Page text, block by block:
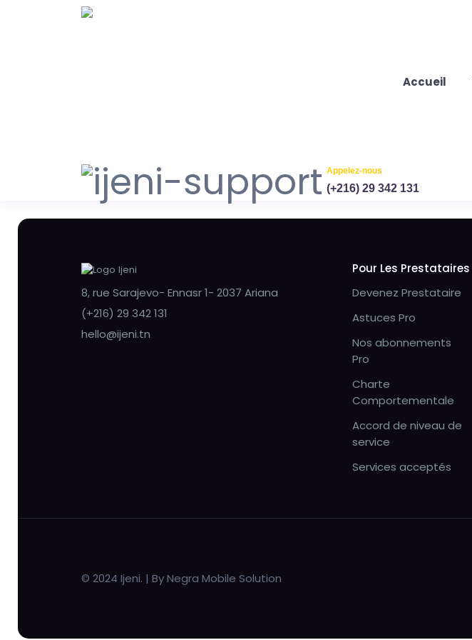
Accueil
Appelez-nous
(+216) 29 342 131
8, rue Sarajevo- Ennasr 1- 2037 Ariana
(+216) 29 342 131
hello@ijeni.tn
Pour Les Prestataires
Devenez Prestataire
Astuces Pro
Nos abonnements
Pro
Charte
Comportementale
Accord de niveau de
service
Services acceptés
© 2024 Ijeni. | By Negra Mobile Solution